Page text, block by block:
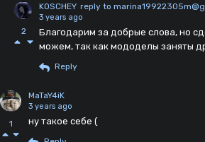
2
KOSCHEY reply to
3 years ago
Благодарим за добрые слова, но
можем, так как мододелы заняты
Reply
1
MaTaY4iK
3 years ago
ну такое себе (